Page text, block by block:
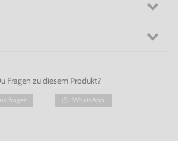
Fragen zu diesem Produkt?
fragen WhatsApp